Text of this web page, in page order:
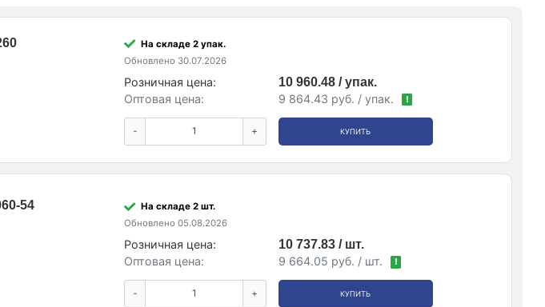
На складе 2 упак.
Обновлено 30.07.2026
Розничная цена:
10 960.48 / упак.
Оптовая цена:
9 864.43 руб. / упак. !
- + КУПИТЬ
54
На складе 2 шт.
Обновлено 05.08.2026
Розничная цена:
10 737.83 / шт.
Оптовая цена:
9 664.05 руб. / шт. !
- + КУПИТЬ